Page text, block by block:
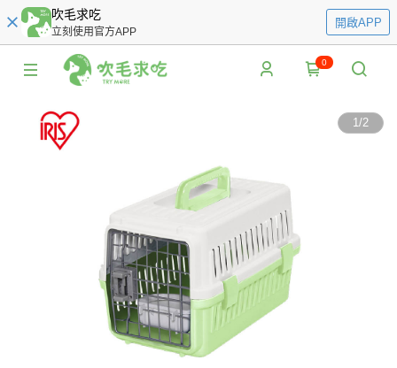
吹毛求吃
立刻使用官方APP
開啟APP
0
1/2